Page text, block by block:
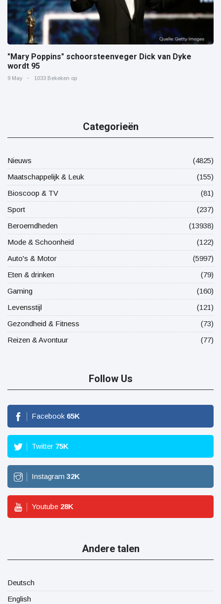
"Mary Poppins" schoorsteenveger Dick van Dyke
wordt 95
9 May 1033 Bekeken op
Categorieën
Nieuws
(4825)
Maatschappelijk & Leuk
(155)
Bioscoop & TV
(81)
Sport
(237)
Beroemdheden
(13938)
Mode & Schoonheid
(122)
Auto's & Motor
(5997)
Eten & drinken
(79)
Gaming
(160)
Levensstijl
(121)
Gezondheid & Fitness
(73)
Reizen & Avontuur
(77)
Follow Us
Facebook 65K
Twitter 75K
Instagram 32K
Youtube 28K
Andere talen
Deutsch
English